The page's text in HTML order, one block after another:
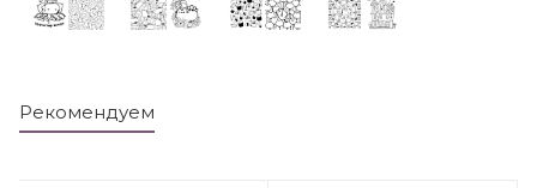
Рекомендуем